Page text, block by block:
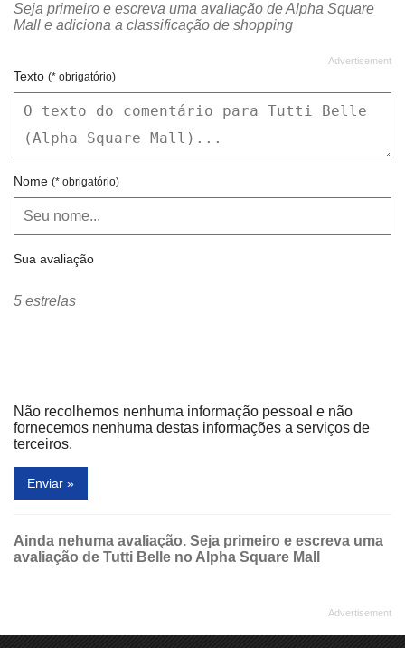
Seja primeiro e escreva uma avaliação de Alpha Square
Mall e adiciona a classificação de shopping
Texto (* obrigatório)
Nome (* obrigatório)
Sua avaliação
5 estrelas
Não recolhemos nenhuma informação pessoal e não
fornecemos nenhuma destas informações a serviços de
terceiros.
Enviar »
Ainda nehuma avaliação. Seja primeiro e escreva uma
avaliação de Tutti Belle no Alpha Square Mall